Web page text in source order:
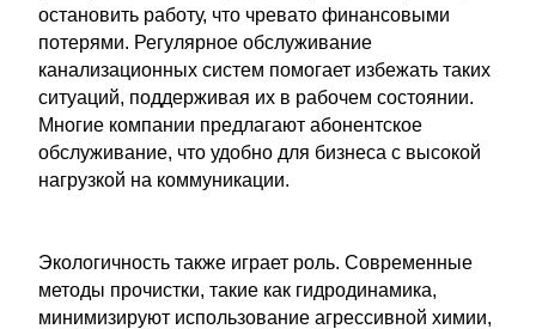
остановить работу, что чревато финансовыми
потерями. Регулярное обслуживание
канализационных систем помогает избежать таких
ситуаций, поддерживая их в рабочем состоянии.
Многие компании предлагают абонентское
обслуживание, что удобно для бизнеса с высокой
нагрузкой на коммуникации.
Экологичность также играет роль. Современные
методы прочистки, такие как гидродинамика,
минимизируют использование агрессивной химии,